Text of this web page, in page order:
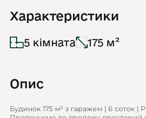
Характеристики
5 кімната 175 м²
Опис
Будинок 175 м² з гаражем | 6 соток |